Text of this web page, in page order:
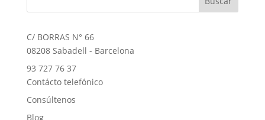
C/ BORRAS N° 66
08208 Sabadell - Barcelona
93 727 76 37
Contácto telefónico
Consúltenos
Blog